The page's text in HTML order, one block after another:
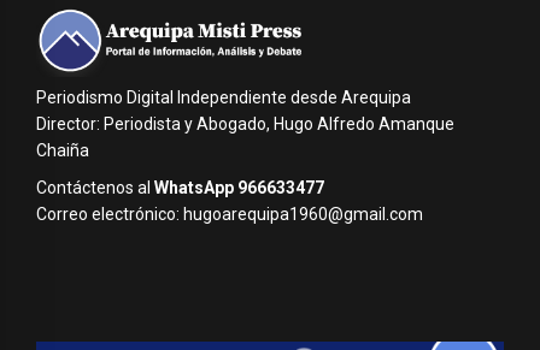
Periodismo Digital Independiente desde Arequipa
Director: Periodista y Abogado, Hugo Alfredo Amanque
Chaiña
Contáctenos al WhatsApp 966633477
Correo electrónico: hugoarequipa1960@gmail.com